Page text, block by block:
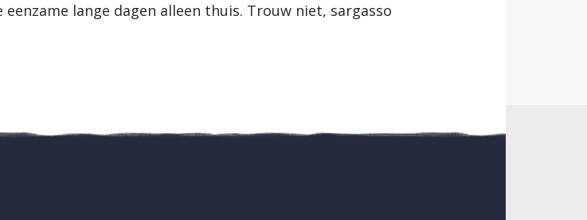
lange dagen alleen thuis. Trouw niet, sargasso